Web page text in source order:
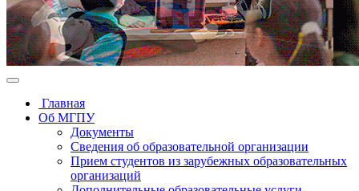
Главная
Об МГПУ
Документы
Сведения об образовательной организации
Прием студентов из зарубежных образовательных
организаций